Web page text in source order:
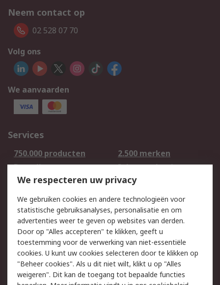
Neem contact op
02 528 07 70
Volg ons
We aanvaarden
Services
750.000 producten
2.500 merken
Bestellen
Inkoopoplossingen
Retouren
Technisch advies
Track & Trace
Wettelijk
Cookiebeleid
Email veiligheid
Privacybeleid -
Bijgewerkt
Websitevoorwaarden
Algemene
We respecteren uw privacy
We gebruiken cookies en andere technologieën voor
statistische gebruiksanalyses, personalisatie en om
advertenties weer te geven op websites van derden.
Door op "Alles accepteren" te klikken, geeft u
toestemming voor de verwerking van niet-essentiële
cookies. U kunt uw cookies selecteren door te klikken op
"Beheer cookies". Als u dit niet wilt, klikt u op "Alles
weigeren". Dit kan de toegang tot bepaalde functies